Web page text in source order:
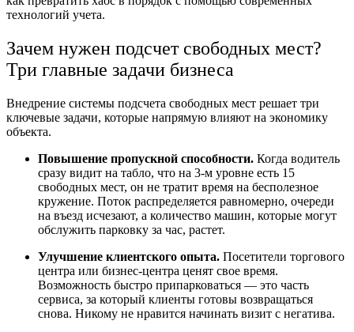
технологий учета.
Зачем нужен подсчет свободных мест?
Три главные задачи бизнеса
Внедрение системы подсчета свободных мест решает три
ключевые задачи, которые напрямую влияют на экономику
объекта.
Повышение пропускной способности. Когда водитель
сразу видит на табло, что на 3-м уровне есть 15
свободных мест, он не тратит время на бесполезное
кружение. Поток распределяется равномерно, очереди
на въезд исчезают, а количество машин, которые могут
обслужить парковку за час, растет.
Улучшение клиентского опыта. Посетители торгового
центра или бизнес-центра ценят свое время.
Возможность быстро припарковаться — это часть
сервиса, за который клиенты готовы возвращаться
снова. Никому не нравится начинать визит с негатива.